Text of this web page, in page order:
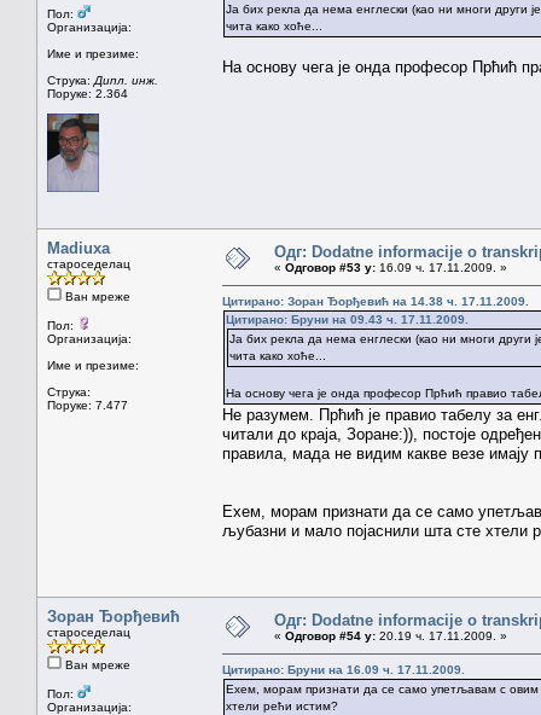
Пол:
Организација:
Име и презиме:
Струка: Дипл. инж.
Поруке: 2.364
Ја бих рекла да нема енглески (као ни многи други
чита како хоће...
На основу чега је онда професор Прћић
Madiuxa
староседелац
Ван мреже
Пол:
Организација:
Име и презиме:
Струка:
Поруке: 7.477
Одг: Dodatne informacije o
« Одговор #53 у: 16.09 ч. 17.11.2009. »
Цитирано: Зоран Ђорђевић на 14.38 ч. 17.11.2009.
Цитирано: Бруни на 09.43 ч. 17.11.2009.
Ја бих рекла да нема енглески (као ни многи
чита како хоће...
На основу чега је онда професор Прћић правио
Не разумем. Прћић је правио табелу за
читали до краја, Зоране:)), постоје
правила, мада не видим какве везе имају
Ехем, морам признати да се само
љубазни и мало појаснили шта сте хтели
Зоран Ђорђевић
староседелац
Ван мреже
Пол:
Организација:
Одг: Dodatne informacije o
« Одговор #54 у: 20.19 ч. 17.11.2009. »
Цитирано: Бруни на 16.09 ч. 17.11.2009.
Ехем, морам признати да се само упетљавам с
хтели рећи истим?